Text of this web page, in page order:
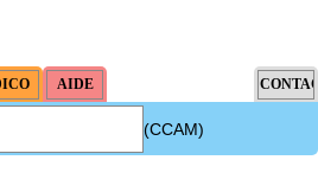
(CCAM)